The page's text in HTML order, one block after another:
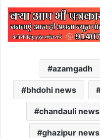
azamgadh
bhdohi news
chandauli news
ghazipur news